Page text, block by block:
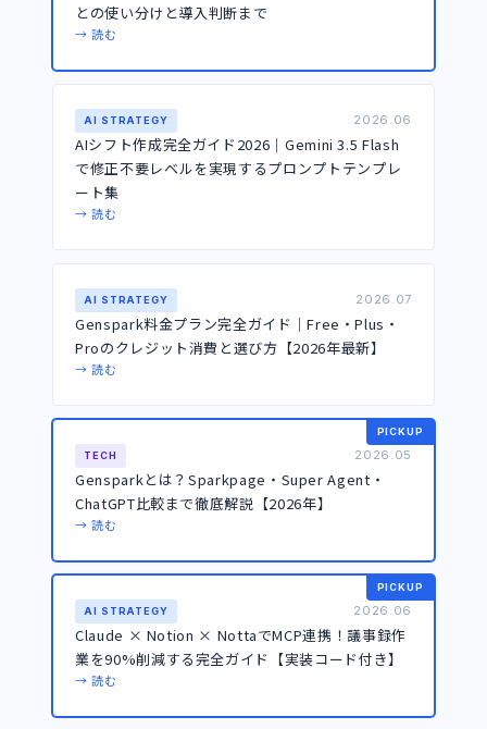
との使い分けと導入判断まで
→ 読む
AI STRATEGY 2026.06
AIシフト作成完全ガイド2026｜Gemini 3.5 Flash
で修正不要レベルを実現するプロンプトテンプレ
ート集
→ 読む
AI STRATEGY 2026.07
Genspark料金プラン完全ガイド｜Free・Plus・
Proのクレジット消費と選び方【2026年最新】
→ 読む
PICKUP
TECH
2026.05
Gensparkとは？Sparkpage・Super Agent・
ChatGPT比較まで徹底解説【2026年】
→ 読む
PICKUP
AI STRATEGY
2026.06
Claude × Notion × NottaでMCP連携！議事録作
業を90%削減する完全ガイド【実装コード付き】
→ 読む